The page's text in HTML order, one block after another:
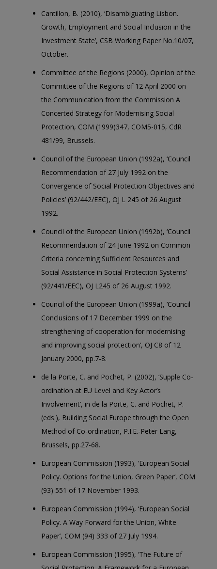
Cantillon, B. (2010), ‘Disambiguating Lisbon.
Growth, Employment and Social Inclusion in the
Investment State’, CSB Working Paper No.10/07,
October.
Committee of the Regions (2000), Opinion of the
Committee of the Regions of 12 April 2000 on
the Communication from the Commission A
Concerted Strategy for Modernising Social
Protection, COM (1999)347, COM5-015, CdR
481/99, Brussels.
Council of the European Union (1992a), ‘Council
Recommendation of 27 July 1992 on the
Convergence of Social Protection Objectives and
Policies’ (92/442/EEC), OJ L 245 of 26 August
1992.
Council of the European Union (1992b), ‘Council
Recommendation of 24 June 1992 on Common
Criteria concerning Sufficient Resources and
Social Assistance in Social Protection Systems’
(92/441/EEC), OJ L245 of 26 August 1992.
Council of the European Union (1999a), ‘Council
Conclusions of 17 December 1999 on the
strengthening of cooperation for modernising
and improving social protection’, OJ C8 of 12
January 2000, pp.7-8.
de la Porte, C. and Pochet, P. (2002), ‘Supple Co-
ordination at EU Level and Key Actor’s
Involvement’, in de la Porte, C. and Pochet, P.
(eds.), Building Social Europe through the Open
Method of Co-ordination, P.I.E.-Peter Lang,
Brussels, pp.27-68.
European Commission (1993), ‘European Social
Policy. Options for the Union, Green Paper’, COM
(93) 551 of 17 November 1993.
European Commission (1994), ‘European Social
Policy. A Way Forward for the Union, White
Paper’, COM (94) 333 of 27 July 1994.
European Commission (1995), ‘The Future of